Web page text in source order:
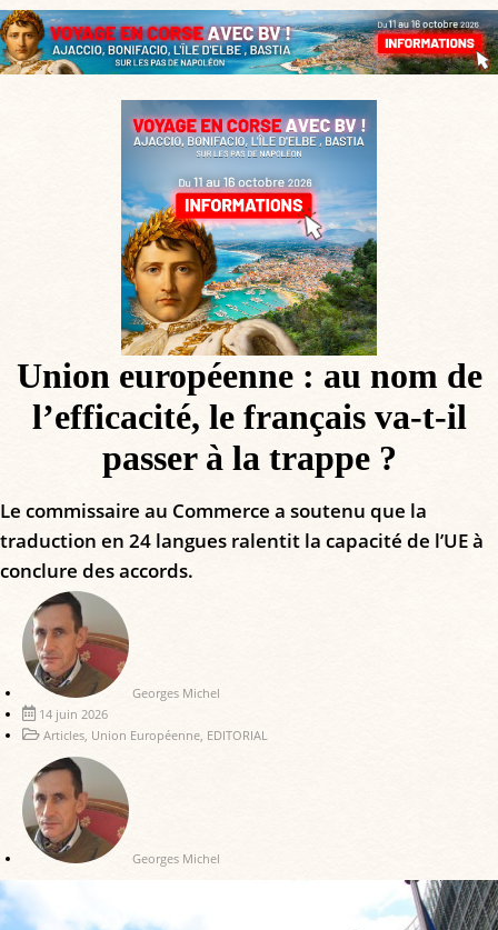
Union européenne : au nom de
l’efficacité, le français va-t-il
passer à la trappe ?
Le commissaire au Commerce a soutenu que la
traduction en 24 langues ralentit la capacité de l’UE à
conclure des accords.
Georges Michel
14 juin 2026
Articles, Union Européenne, EDITORIAL
Georges Michel